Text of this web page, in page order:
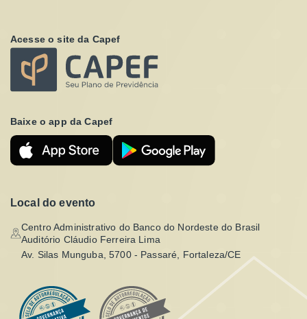
Acesse o site da Capef
Baixe o app da Capef
Local do evento
Centro Administrativo do Banco do Nordeste do Brasil
Auditório Cláudio Ferreira Lima
Av. Silas Munguba, 5700 - Passaré, Fortaleza/CE